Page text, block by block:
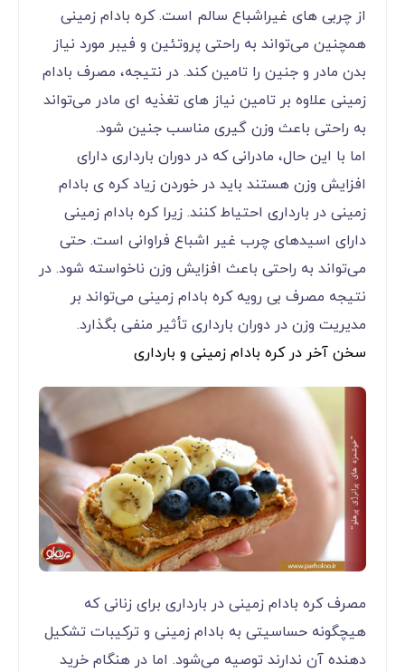
از چربی های غیراشباع سالم است. کره بادام زمینی
همچنین می‌‌‌‌‌‌‌‌‌‌‌‌تواند به راحتی پروتئین و فیبر مورد نیاز
بدن مادر و جنین را تامین کند. در نتیجه، مصرف بادام
زمینی علاوه بر تامین نیاز های تغذیه ای مادر می‌‌‌‌‌‌‌‌‌‌‌‌تواند
به راحتی باعث وزن گیری مناسب جنین شود.
اما با این حال، مادرانی که در دوران بارداری دارای
افزایش وزن هستند باید در خوردن زیاد کره ی بادام
زمینی در بارداری احتیاط کنند. زیرا کره بادام زمینی
دارای اسیدهای چرب غیر اشباع فراوانی است. حتی
می‌‌‌‌‌‌‌‌‌‌‌‌تواند به راحتی باعث افزایش وزن ناخواسته شود. در
نتیجه مصرف بی رویه کره بادام زمینی می‌‌‌‌‌‌‌‌‌‌‌‌تواند بر
مدیریت وزن در دوران بارداری تأثیر منفی بگذارد.
سخن آخر در کره بادام زمینی و بارداری
مصرف کره بادام زمینی در بارداری برای زنانی که
هیچگونه حساسیتی به بادام زمینی و ترکیبات تشکیل
دهنده آن ندارند توصیه می‌‌‌‌‌‌‌‌‌‌‌‌شود. اما در هنگام خرید